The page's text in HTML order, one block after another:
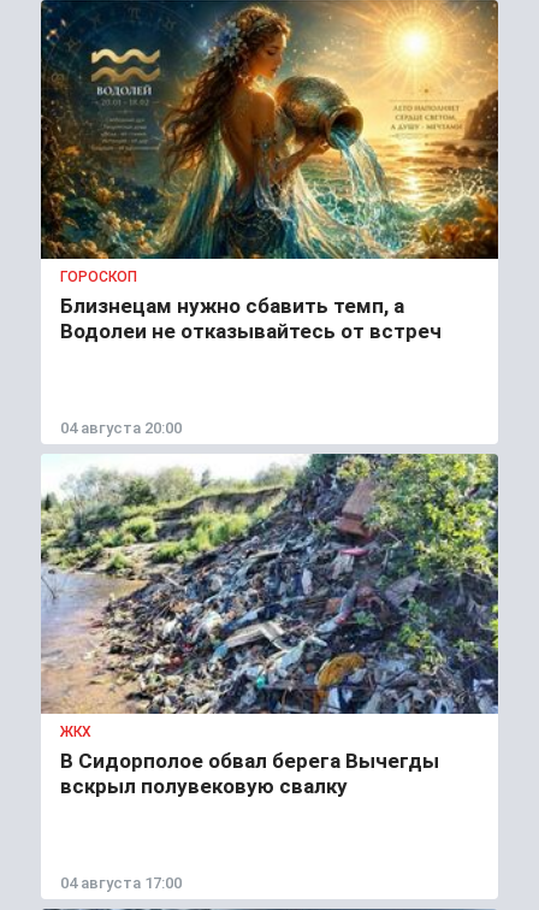
ГОРОСКОП
Близнецам нужно сбавить темп, а
Водолеи не отказывайтесь от встреч
04 августа 20:00
ЖКХ
В Сидорполое обвал берега Вычегды
вскрыл полувековую свалку
04 августа 17:00